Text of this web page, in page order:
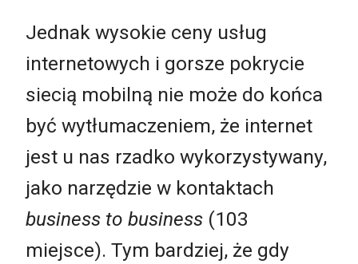
Jednak wysokie ceny usług
internetowych i gorsze pokrycie
siecią mobilną nie może do końca
być wytłumaczeniem, że internet
jest u nas rzadko wykorzystywany,
jako narzędzie w kontaktach
business to business (103
miejsce). Tym bardziej, że gdy